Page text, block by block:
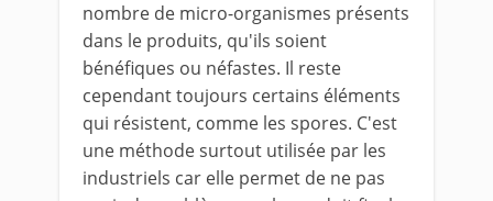
nombre de micro-organismes présents
dans le produits, qu'ils soient
bénéfiques ou néfastes. Il reste
cependant toujours certains éléments
qui résistent, comme les spores. C'est
une méthode surtout utilisée par les
industriels car elle permet de ne pas